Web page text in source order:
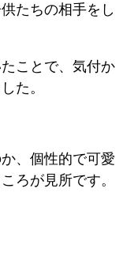
たちの相手をし
ことで、気付か
た。
、個性的で可愛
ろが見所です。